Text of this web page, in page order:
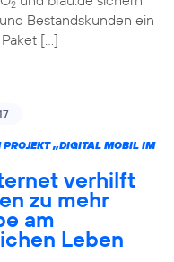
2
Bestandskunden ein
[…]
„DIGITAL MOBIL IM
verhilft
zu mehr
am
Leben